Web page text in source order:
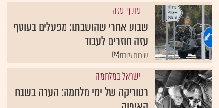
עוטף עזה
שבוע אחרי שהושבתו: מפעלים בעוטף
עזה חוזרים לעבוד
{19}שירות גלובס
ישראל במלחמה
רטוריקה של ימי מלחמה: הערה בשבח